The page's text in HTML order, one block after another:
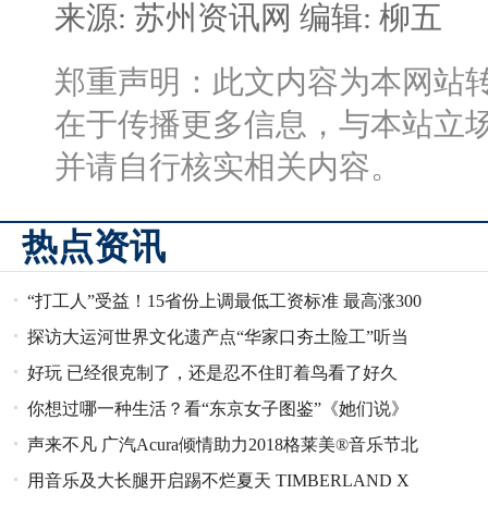
来源: 苏州资讯网 编辑: 柳五
郑重声明：此文内容为本网站
在于传播更多信息，与本站立
并请自行核实相关内容。
热点资讯
“打工人”受益！15省份上调最低工资标准 最高涨300
元
探访大运河世界文化遗产点“华家口夯土险工”听当
年艄公号子
好玩 已经很克制了，还是忍不住盯着鸟看了好久
你想过哪一种生活？看“东京女子图鉴”《她们说》
声来不凡 广汽Acura倾情助力2018格莱美®音乐节北
京站
用音乐及大长腿开启踢不烂夏天 TIMBERLAND X